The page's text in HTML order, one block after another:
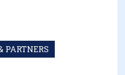
PARTNERS